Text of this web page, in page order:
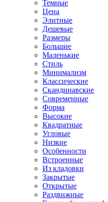
Темные
Цена
Элитные
Дешевые
Размеры
Большие
Маленькие
Стиль
Минимализм
Классические
Скандинавские
Современные
Форма
Высокие
Квадратные
Угловые
Низкие
Особенности
Встроенные
Из кладовки
Закрытые
Открытые
Раздвижные